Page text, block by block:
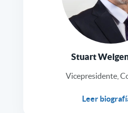
Stuart
Vicepresidente,
Leer